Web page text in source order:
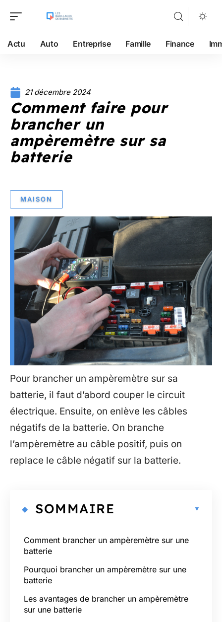
Actu Auto Entreprise Famille Finance
21 décembre 2024
Comment faire pour
brancher un
ampèremètre sur sa
batterie
MAISON
Pour brancher un ampèremètre sur sa
batterie, il faut d’abord couper le circuit
électrique. Ensuite, on enlève les câbles
négatifs de la batterie. On branche
l’ampèremètre au câble positif, puis on
replace le câble négatif sur la batterie.
SOMMAIRE
Comment brancher un ampèremètre sur une
batterie
Pourquoi brancher un ampèremètre sur une
batterie
Les avantages de brancher un ampèremètre
sur une batterie